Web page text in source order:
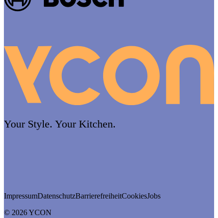
Your Style. Your Kitchen.
ImpressumDatenschutzBarrierefreiheitCookiesJobs
© 2026 YCON